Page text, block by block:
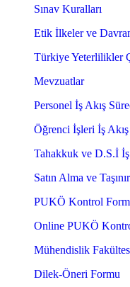
Sınav Kuralları
Etik İlkeler ve
Türkiye Yeterlilikler
Mevzuatlar
Personel İş Akış
Öğrenci İşleri İş
Tahakkuk ve D.S.İ
Satın Alma ve
PUKÖ Kontrol
Online PUKÖ
Mühendislik
Dilek-Öneri Formu